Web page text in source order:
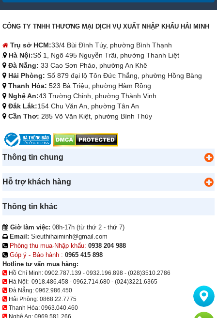
CÔNG TY TNHH THƯƠNG MẠI DỊCH VỤ XUẤT NHẬP KHẨU HẢI MINH
Trụ sở HCM:33/4 Bùi Đình Túy, phường Bình Thạnh
Hà Nội:Số 1, Ngõ 495 Nguyễn Trãi, phường Thanh Liệt
Đà Nẵng: 33 Cao Sơn Pháo, phường An Khê
Hải Phòng: Số 879 đại lộ Tôn Đức Thắng, phường Hồng Bàng
Thanh Hóa: 523 Bà Triệu, phường Hàm Rồng
Nghệ An:43 Trường Chinh, phường Thành Vinh
Đắk Lắk:154 Chu Văn An, phường Tân An
Cần Thơ: 285 Võ Văn Kiệt, phường Bình Thủy
Thông tin chung
Hỗ trợ khách hàng
Thông tin khác
Giờ làm việc: 08h-17h (từ thứ 2 - thứ 7)
Email: Sieuthihaiminh@gmail.com
Phòng thu mua-Nhập khẩu: 0938 204 988
Góp ý - Bảo hành : 0965 415 898
Hotline tư vấn mua hàng:
Hồ Chí Minh: 0902.787.139 - 0932.196.898 - (028)3510.2786
Hà Nội: 0918.486.458 - 0962.714.680 - (024)3221.6365
Đà Nẵng: 0962.986.450
Hải Phòng: 0868.22.7775
Thanh Hóa: 0963.040.460